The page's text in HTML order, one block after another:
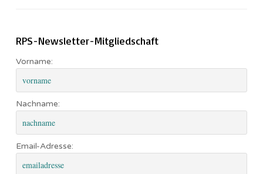
RPS-Newsletter-Mitgliedschaft
Vorname:
Nachname:
Email-Adresse: